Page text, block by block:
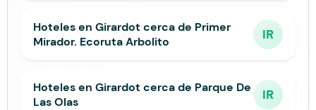
Hoteles en Girardot cerca de Primer
Mirador. Ecoruta Arbolito
IR
Hoteles en Girardot cerca de Parque De
Las Olas
IR